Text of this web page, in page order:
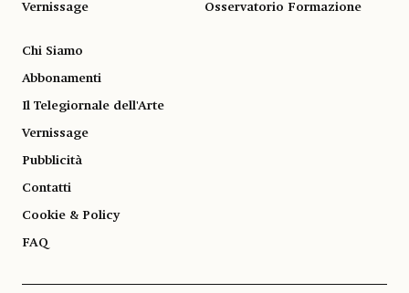
Vernissage Osservatorio Formazione
Chi Siamo
Abbonamenti
Il Telegiornale dell'Arte
Vernissage
Pubblicità
Contatti
Cookie & Policy
FAQ